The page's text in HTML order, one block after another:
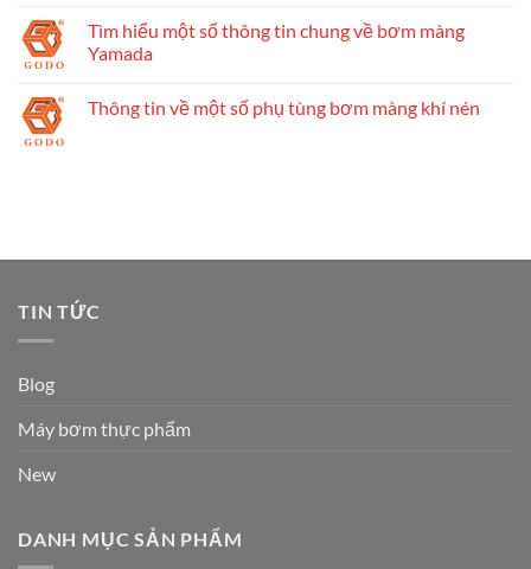
Tìm hiểu một số thông tin chung về bơm màng
Yamada
Thông tin về một số phụ tùng bơm màng khí nén
TIN TỨC
Blog
Máy bơm thực phẩm
New
DANH MỤC SẢN PHẨM